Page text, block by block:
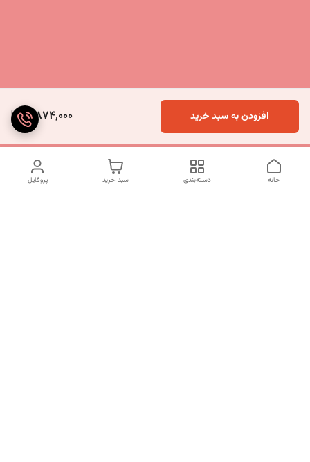
3,874,000 افزودن به سبد خرید
پروفایل سبد خرید دسته‌بندی خانه